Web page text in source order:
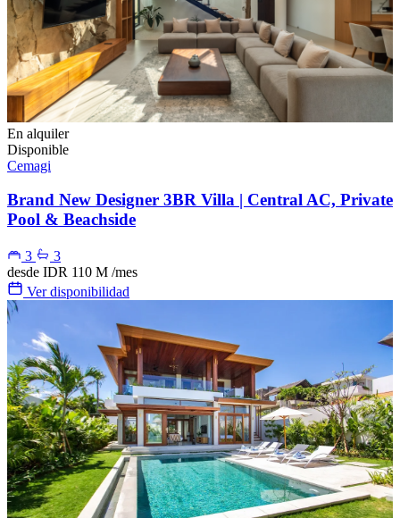
En alquiler
Disponible
Cemagi
Brand New Designer 3BR Villa | Central AC, Private
Pool & Beachside
3
3
desde IDR 110 M /mes
Ver disponibilidad